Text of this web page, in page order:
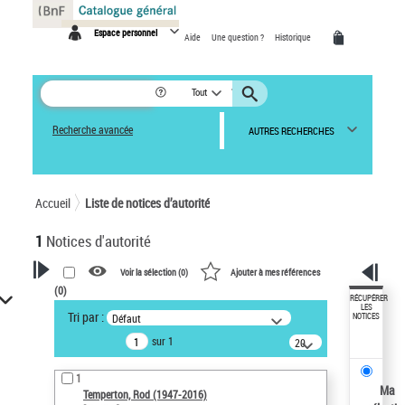
Espace personnel Aide Une question ? Historique
Tout
Recherche avancée AUTRES RECHERCHES
Accueil Liste de notices d’autorité
1 Notices d'autorité
VOTRE RECHERCHE
Recherche avancée dans les
notices d’autorité
Œuvres liées à l'auteur :
Temperton, Rod (1947-2016)
Voir la sélection (0) Ajouter à mes références
(0)
Tri par : Défaut
sur 1
20
résultats/page
1
Temperton, Rod (1947-2016)
RÉCUPÉRER
LES
NOTICES
Ma
Panneau de gestion des cookies